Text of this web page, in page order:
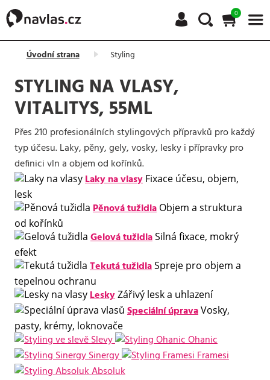
0
Úvodní strana Styling
STYLING NA VLASY,
VITALITYS, 55ML
Přes 210 profesionálních stylingových přípravků pro každý
typ účesu. Laky, pěny, gely, vosky, lesky i přípravky pro
definici vln a objem od kořínků.
Laky na vlasy Fixace účesu, objem,
lesk
Pěnová tužidla Objem a struktura
od kořínků
Gelová tužidlaSilná fixace, mokrý
efekt
Tekutá tužidlaSpreje pro objem a
tepelnou ochranu
LeskyZářivý lesk a uhlazení
Speciální úpravaVosky,
pasty, krémy, loknovače
Slevy
Ohanic
Sinergy
Framesi
Absoluk